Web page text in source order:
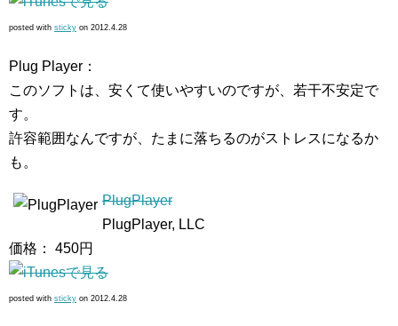
posted with sticky on 2012.4.28
Plug Player：
このソフトは、安くて使いやすいのですが、若干不安定で
す。
許容範囲なんですが、たまに落ちるのがストレスになるか
も。
PlugPlayer
PlugPlayer, LLC
価格： 450円
posted with sticky on 2012.4.28